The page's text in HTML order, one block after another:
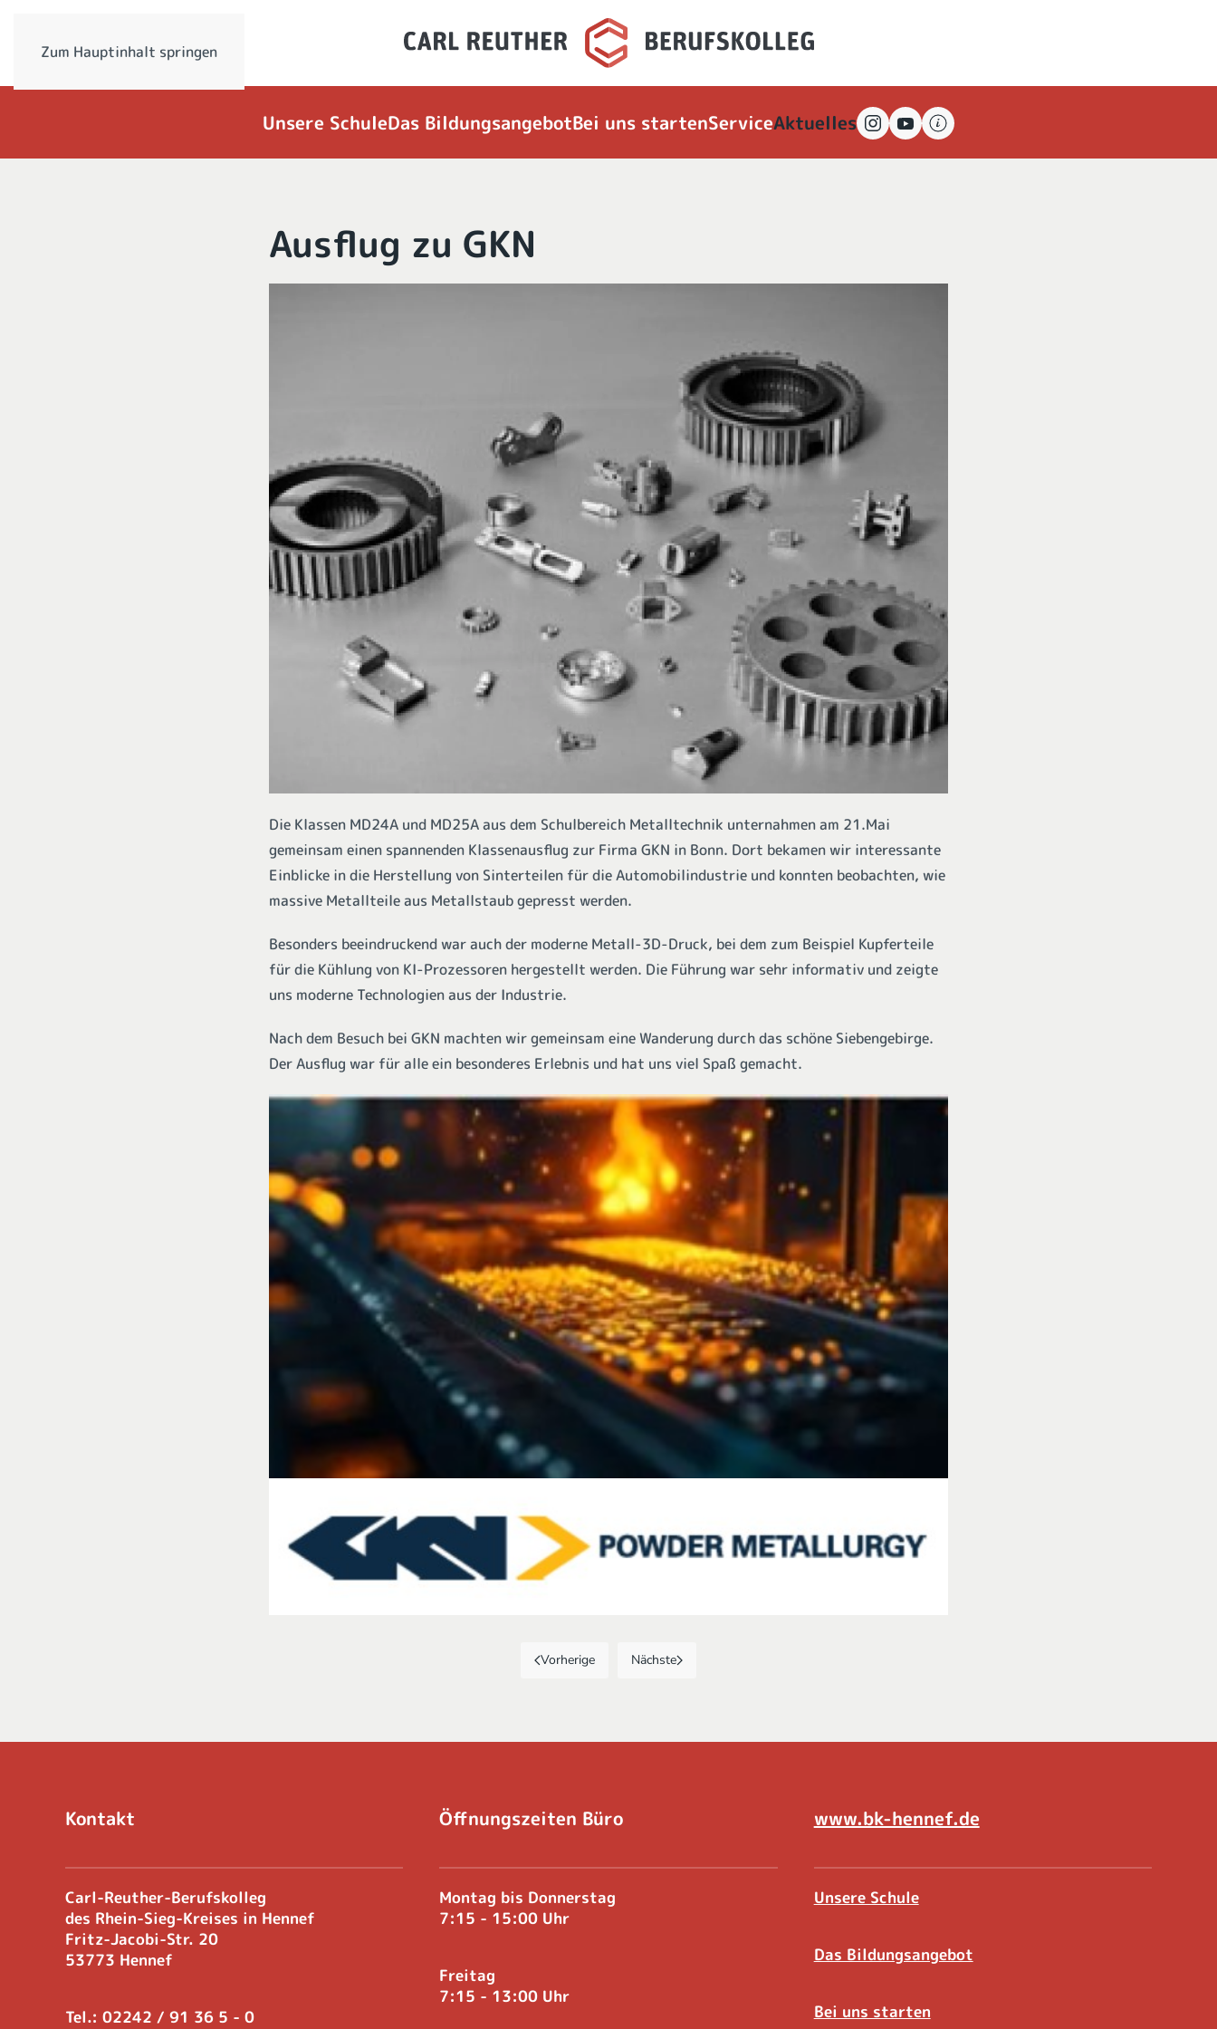
Zum Hauptinhalt springen
Unsere SchuleDas BildungsangebotBei uns startenServiceAktuelles
Ausflug zu GKN
Die Klassen MD24A und MD25A aus dem Schulbereich Metalltechnik unternahmen am 21.Mai
gemeinsam einen spannenden Klassenausflug zur Firma GKN in Bonn. Dort bekamen wir interessante
Einblicke in die Herstellung von Sinterteilen für die Automobilindustrie und konnten beobachten, wie
massive Metallteile aus Metallstaub gepresst werden.
Besonders beeindruckend war auch der moderne Metall-3D-Druck, bei dem zum Beispiel Kupferteile
für die Kühlung von KI-Prozessoren hergestellt werden. Die Führung war sehr informativ und zeigte
uns moderne Technologien aus der Industrie.
Nach dem Besuch bei GKN machten wir gemeinsam eine Wanderung durch das schöne Siebengebirge.
Der Ausflug war für alle ein besonderes Erlebnis und hat uns viel Spaß gemacht.
Vorherige Nächste
Kontakt
Carl-Reuther-Berufskolleg
des Rhein-Sieg-Kreises in Hennef
Fritz-Jacobi-Str. 20
53773 Hennef
Tel.: 02242 / 91 36 5 - 0
Öffnungszeiten Büro
Montag bis Donnerstag
7:15 - 15:00 Uhr
Freitag
7:15 - 13:00 Uhr
www.bk-hennef.de
Unsere Schule
Das Bildungsangebot
Bei uns starten